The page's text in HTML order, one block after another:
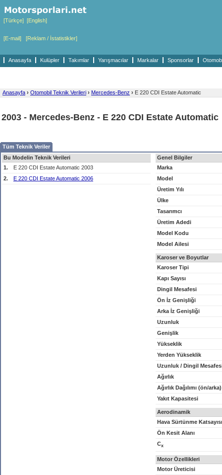
[Türkçe] [English]
[E-mail] [Reklam / İstatistikler]
Anasayfa Kulüpler Takımlar Yarışmacılar Markalar Sponsorlar
Anasayfa › Otomobil Teknik Verileri › Mercedes-Benz › E 220 CDI Estate Automatic
2003 - Mercedes-Benz - E 220 CDI Estate Automatic
Tüm Teknik Veriler
Bu Modelin Teknik Verileri
1.
E 220 CDI Estate Automatic 2003
2.
E 220 CDI Estate Automatic 2006
Genel Bilgiler
Marka
Model
Üretim Yılı
Ülke
Tasarımcı
Üretim Adedi
Model Kodu
Model Ailesi
Karoser ve Boyutlar
Karoser Tipi
Kapı Sayısı
Dingil Mesafesi
Ön İz Genişliği
Arka İz Genişliği
Uzunluk
Genişlik
Yükseklik
Yerden Yükseklik
Uzunluk / Dingil
Ağırlık
Ağırlık Dağılımı (ön/arka)
Yakıt Kapasitesi
Aerodinamik
Hava Sürtünme Katsayısı
Ön Kesit Alanı
Cx
Motor Özellikleri
Motor Üreticisi